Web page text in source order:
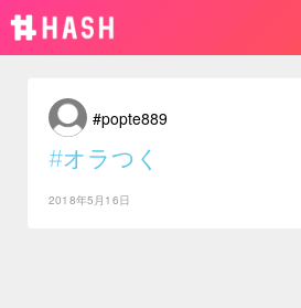
#popte889
#オラつく
2018年5月16日